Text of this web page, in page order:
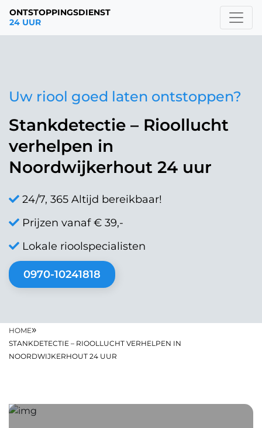
ONTSTOPPINGSDIENST
24 UUR
Uw riool goed laten ontstoppen?
Stankdetectie – Rioollucht
verhelpen in
Noordwijkerhout 24 uur
24/7, 365 Altijd bereikbaar!
Prijzen vanaf € 39,-
Lokale rioolspecialisten
0970-10241818
HOME»
STANKDETECTIE – RIOOLLUCHT VERHELPEN IN
NOORDWIJKERHOUT 24 UUR